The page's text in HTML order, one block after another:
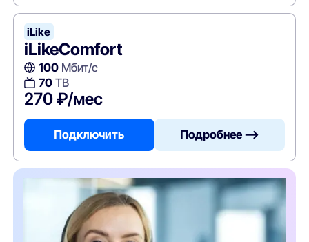
iLike
iLikeComfort
100Мбит/с
70ТВ
270 ₽/мес
Подключить Подробнее —>